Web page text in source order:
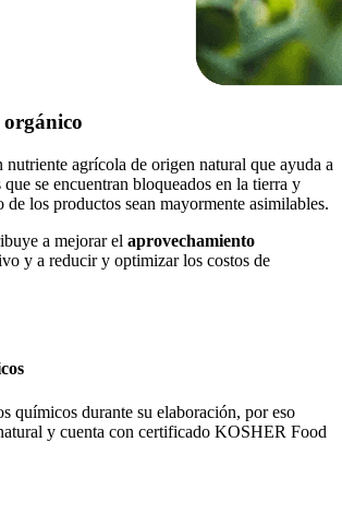
nutriente agrícola de origen natural que ayuda a
se encuentran bloqueados en la tierra y
de los productos sean mayormente asimilables.
a mejorar el aprovechamiento
y a reducir y optimizar los costos de
químicos durante su elaboración, por eso
y cuenta con certificado KOSHER Food